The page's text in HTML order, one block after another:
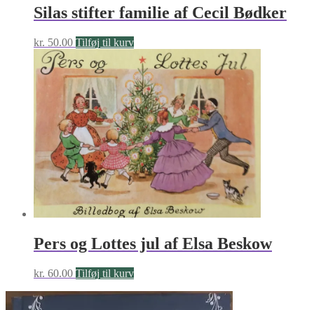
Silas stifter familie af Cecil Bødker
kr. 50.00 Tilføj til kurv
Pers og Lottes jul af Elsa Beskow
kr. 60.00 Tilføj til kurv